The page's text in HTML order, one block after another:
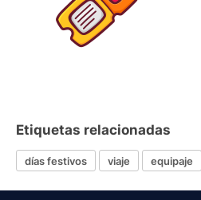
Etiquetas relacionadas
días festivos viaje equipaje